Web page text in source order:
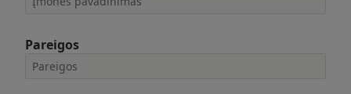
Pareigos